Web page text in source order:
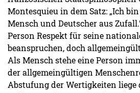
Montesquieu in dem Satz: „Ich
Mensch und Deutscher aus
Person Respekt für seine
beanspruchen, doch
Als Mensch stehe eine Person
der allgemeingültigen
Abstufung der Wertigkeiten liege